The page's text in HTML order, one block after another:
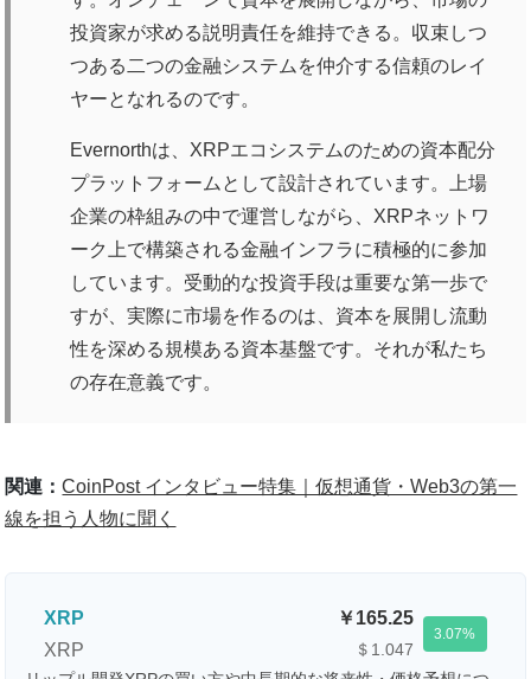
投資家が求める説明責任を維持できる。収束しつ
つある二つの金融システムを仲介する信頼のレイ
ヤーとなれるのです。
Evernorthは、XRPエコシステムのための資本配分
プラットフォームとして設計されています。上場
企業の枠組みの中で運営しながら、XRPネットワ
ーク上で構築される金融インフラに積極的に参加
しています。受動的な投資手段は重要な第一歩で
すが、実際に市場を作るのは、資本を展開し流動
性を深める規模ある資本基盤です。それが私たち
の存在意義です。
関連：CoinPost インタビュー特集｜仮想通貨・Web3の第一
線を担う人物に聞く
XRP
XRP
165.25
＄1.047
3.07